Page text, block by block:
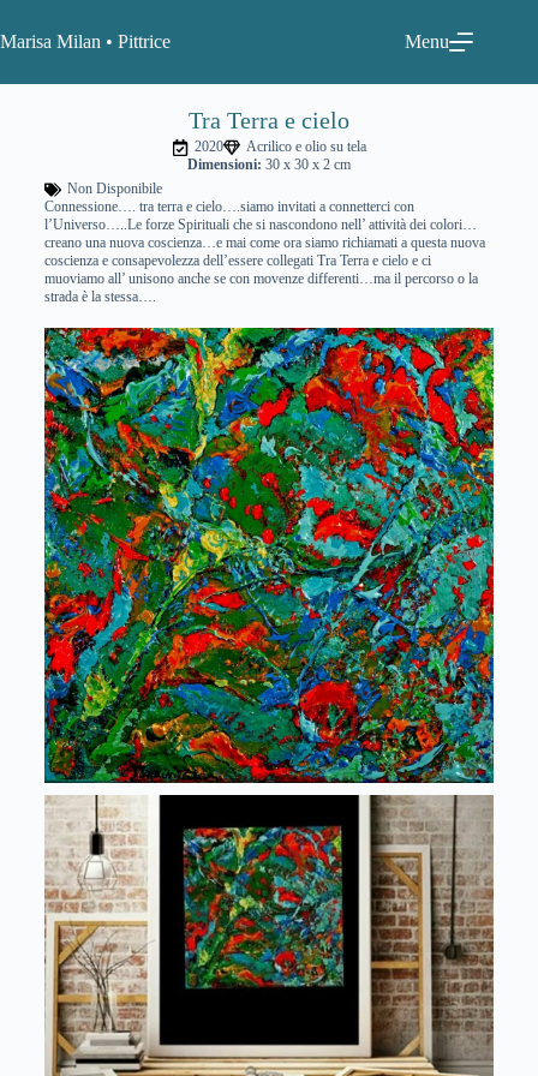
Marisa Milan • Pittrice Menu
Tra Terra e cielo
2020
Acrilico e olio su tela
Dimensioni: 30 x 30 x 2 cm
Non Disponibile
Connessione…. tra terra e cielo….siamo invitati a connetterci con
l’Universo…..Le forze Spirituali che si nascondono nell’ attività dei colori…
creano una nuova coscienza…e mai come ora siamo richiamati a questa nuova
coscienza e consapevolezza dell’essere collegati Tra Terra e cielo e ci
muoviamo all’ unisono anche se con movenze differenti…ma il percorso o la
strada è la stessa….